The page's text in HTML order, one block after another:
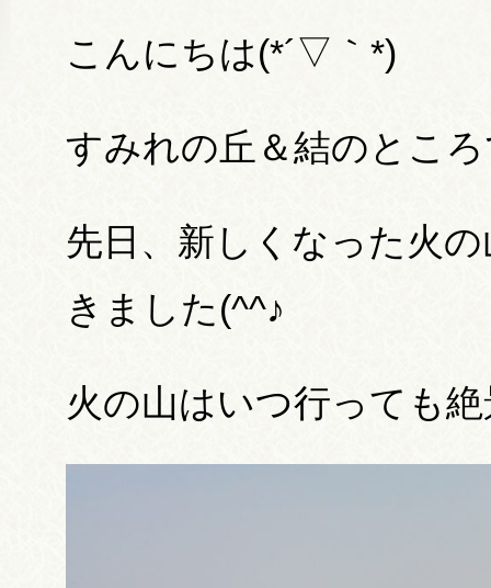
こんにちは(*´▽｀*)
すみれの丘＆結のとこ
先日、新しくなった火
きました(^^♪
火の山はいつ行っても絶